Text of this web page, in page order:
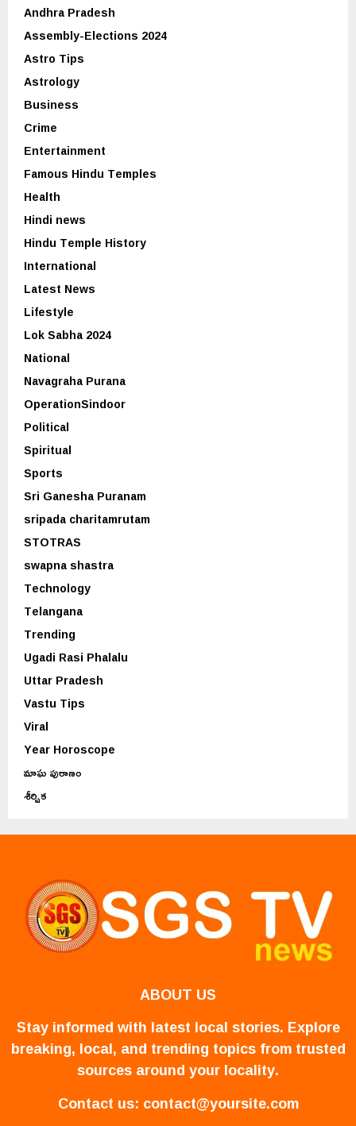
Andhra Pradesh
Assembly-Elections 2024
Astro Tips
Astrology
Business
Crime
Entertainment
Famous Hindu Temples
Health
Hindi news
Hindu Temple History
International
Latest News
Lifestyle
Lok Sabha 2024
National
Navagraha Purana
OperationSindoor
Political
Spiritual
Sports
Sri Ganesha Puranam
sripada charitamrutam
STOTRAS
swapna shastra
Technology
Telangana
Trending
Ugadi Rasi Phalalu
Uttar Pradesh
Vastu Tips
Viral
Year Horoscope
మాఘ పురాణం
శీర్షిక
ABOUT US
Stay informed with latest local stories. Explore
breaking, local, and trending topics from trusted
sources around your locality.
Contact us: contact@yoursite.com